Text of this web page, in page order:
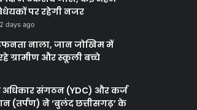
पर रहेगी नजर
2 days ago
नाला, जान जोखिम में
ग्रामीण और स्कूली बच्चे
अधिकार संगठन (YDC) और कर्ज
(तर्पण) ने ‘बुलंद छत्तीसगढ़’ के